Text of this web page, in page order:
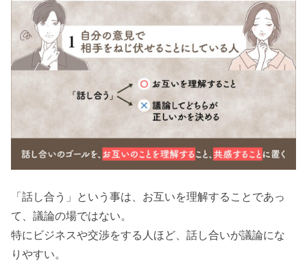
「話し合う」という事は、お互いを理解することであっ
て、議論の場ではない。
特にビジネスや交渉をする人ほど、話し合いが議論にな
りやすい。